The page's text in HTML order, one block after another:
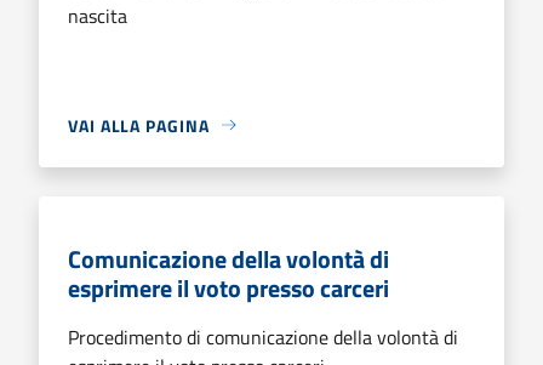
nascita
VAI ALLA PAGINA
Comunicazione della volontà di
esprimere il voto presso carceri
Procedimento di comunicazione della volontà di